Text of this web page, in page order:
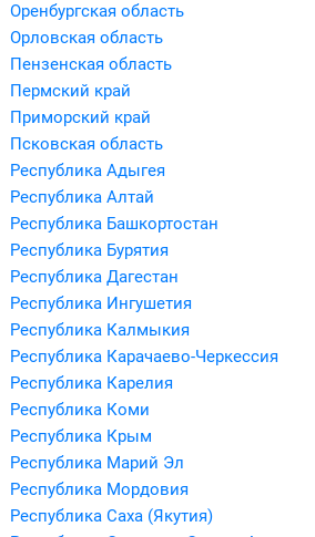
Оренбургская область
Орловская область
Пензенская область
Пермский край
Приморский край
Псковская область
Республика Адыгея
Республика Алтай
Республика Башкортостан
Республика Бурятия
Республика Дагестан
Республика Ингушетия
Республика Калмыкия
Республика Карачаево-Черкессия
Республика Карелия
Республика Коми
Республика Крым
Республика Марий Эл
Республика Мордовия
Республика Саха (Якутия)